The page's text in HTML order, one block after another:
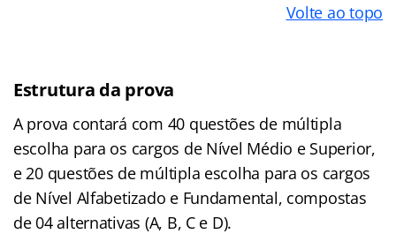
Volte ao topo
Estrutura da prova
A prova contará com 40 questões de múltipla
escolha para os cargos de Nível Médio e Superior,
e 20 questões de múltipla escolha para os cargos
de Nível Alfabetizado e Fundamental, compostas
de 04 alternativas (A, B, C e D).